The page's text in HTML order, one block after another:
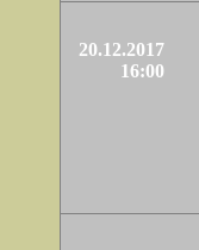
20.12.2017
16:00